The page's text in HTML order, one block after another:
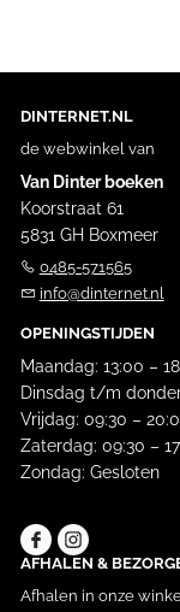
DINTERNET.NL
de webwinkel van
Van Dinter boeken
Koorstraat 61
5831 GH Boxmeer
0485-571565
info@dinternet.nl
OPENINGSTIJDEN
Maandag: 13:00 –
Dinsdag t/m
Vrijdag: 09:30 –
Zaterdag: 09:30 –
Zondag: Gesloten
AFHALEN &
Afhalen in onze